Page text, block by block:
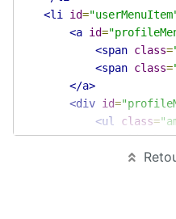
<li
id=
<a id=
<span class=
<span class=
</a>
<div id=
<ul
class=
<li
<a